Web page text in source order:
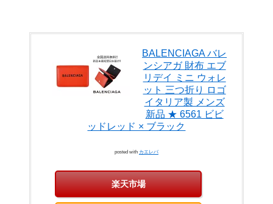
BALENCIAGA バレ
ンシアガ 財布 エブ
リデイ ミニ ウォレ
ット 三つ折り ロゴ
イタリア製 メンズ
新品 ★ 6561 ビビ
ッドレッド × ブラック
posted with カエレバ
楽天市場